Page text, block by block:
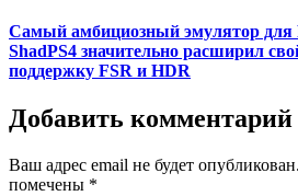
Самый амбициозный эмулятор для
ShadPS4 значительно расширил
поддержку FSR и HDR
Добавить комментарий
Ваш адрес email не будет опубликован.
помечены *